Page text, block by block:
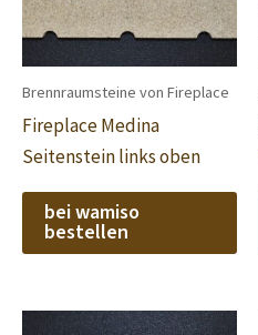
Brennraumsteine von Fireplace
Fireplace Medina
Seitenstein links oben
bei wamiso
bestellen